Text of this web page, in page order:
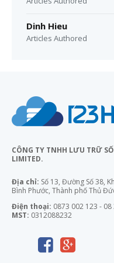
Dinh Hieu
Articles Authored
CÔNG TY TNHH LƯU TRỮ
LIMITED.
Địa chỉ: Số 13, Đường Số 38,
Bình Phước, Thành phố Thủ
Điện thoại: 0873 002 123 -
MST: 0312088232